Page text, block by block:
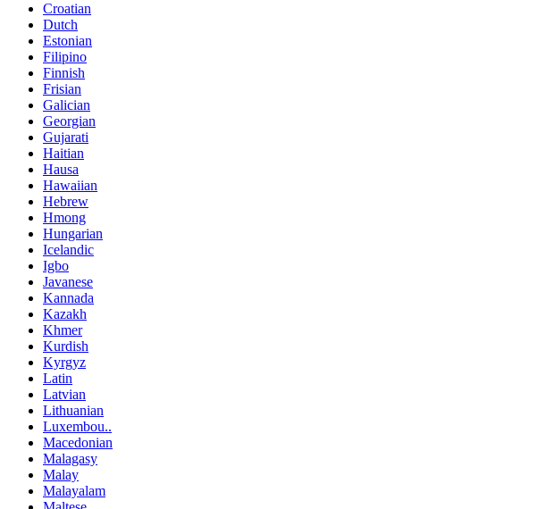
Croatian
Dutch
Estonian
Filipino
Finnish
Frisian
Galician
Georgian
Gujarati
Haitian
Hausa
Hawaiian
Hebrew
Hmong
Hungarian
Icelandic
Igbo
Javanese
Kannada
Kazakh
Khmer
Kurdish
Kyrgyz
Latin
Latvian
Lithuanian
Luxembou..
Macedonian
Malagasy
Malay
Malayalam